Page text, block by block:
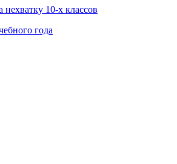
10-х классов
года